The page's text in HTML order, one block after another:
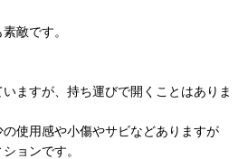
敵です。
ますが、持ち運びで開くことはありま
使用感や小傷やサビなどありますが
ョンです。